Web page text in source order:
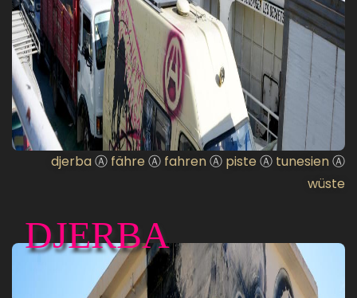
djerbaⒶ fähre Ⓐ fahrenⒶ piste Ⓐ tunesienⒶ
wüste
DJERBA